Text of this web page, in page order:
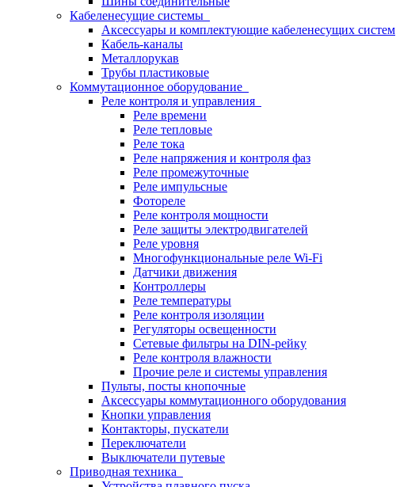
Кабеленесущие системы
Аксессуары и комплектующие кабеленесущих систем
Кабель-каналы
Металлорукав
Трубы пластиковые
Коммутационное оборудование
Реле контроля и управления
Реле времени
Реле тепловые
Реле тока
Реле напряжения и контроля фаз
Реле промежуточные
Реле импульсные
Фотореле
Реле контроля мощности
Реле защиты электродвигателей
Реле уровня
Многофункциональные реле Wi-Fi
Датчики движения
Контроллеры
Реле температуры
Реле контроля изоляции
Регуляторы освещенности
Сетевые фильтры на DIN-рейку
Реле контроля влажности
Прочие реле и системы управления
Пульты, посты кнопочные
Аксессуары коммутационного оборудования
Кнопки управления
Контакторы, пускатели
Переключатели
Выключатели путевые
Приводная техника